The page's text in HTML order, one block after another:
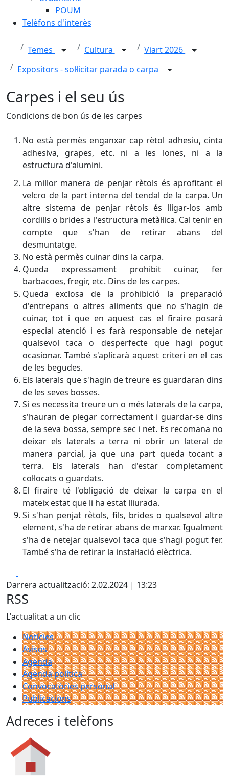
POUM
Telèfons d'interès
Temes Cultura
Viart 2026
Expositors - sol·licitar parada o carpa
Carpes i el seu ús
Condicions de bon ús de les carpes
No està permès enganxar cap rètol adhesiu, cinta
adhesiva, grapes, etc. ni a les lones, ni a la
estructura d'alumini.
La millor manera de penjar rètols és aprofitant el
velcro de la part interna del tendal de la carpa. Un
altre sistema de penjar rètols és lligar-los amb
cordills o brides a l'estructura metàl·lica. Cal tenir en
compte que s'han de retirar abans del
desmuntatge.
No està permès cuinar dins la carpa.
Queda expressament prohibit cuinar, fer
barbacoes, fregir, etc. Dins de les carpes.
Queda exclosa de la prohibició la preparació
d'entrepans o altres aliments que no s'hagin de
cuinar, tot i que en aquest cas el firaire posarà
especial atenció i es farà responsable de netejar
qualsevol taca o desperfecte que hagi pogut
ocasionar. També s'aplicarà aquest criteri en el cas
de les begudes.
Els laterals que s'hagin de treure es guardaran dins
de les seves bosses.
Si es necessita treure un o més laterals de la carpa,
s'hauran de plegar correctament i guardar-se dins
de la seva bossa, sempre sec i net. Es recomana no
deixar els laterals a terra ni obrir un lateral de
manera parcial, ja que una part queda tocant a
terra. Els laterals han d'estar completament
col·locats o guardats.
El firaire té l'obligació de deixar la carpa en el
mateix estat que li ha estat lliurada.
Si s'han penjat rètols, fils, brides o qualsevol altre
element, s'ha de retirar abans de marxar. Igualment
s'ha de netejar qualsevol taca que s'hagi pogut fer.
També s'ha de retirar la instal·lació elèctrica.
Darrera actualització: 2.02.2024 | 13:23
RSS
L'actualitat a un clic
Notícies
Avisos
Agenda
Agenda política
Convocatòries personal
Publicacions
Adreces i telèfons